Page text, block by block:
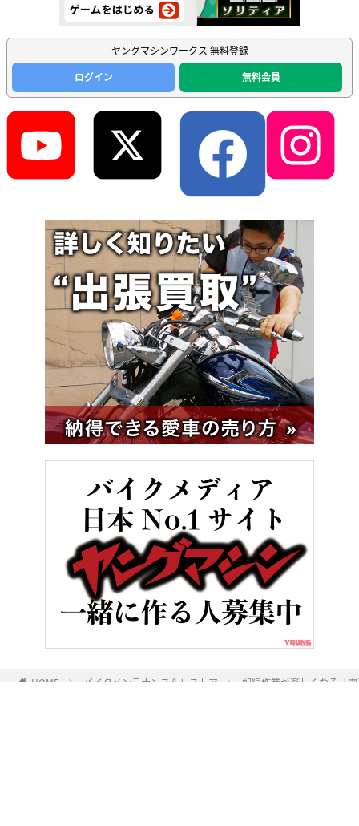
ヤングマシンワークス 無料登録
ログイン
無料会員
HOME バイクメンテナンス＆レストア 配線作業が楽しくなる「